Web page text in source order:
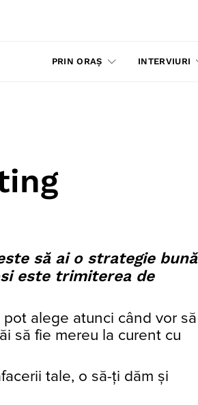
PRIN ORAȘ INTERVIURI
să ai o strategie bună
este trimiterea de
alege atunci când vor să
să fie mereu la curent cu
tale, o să-ți dăm și